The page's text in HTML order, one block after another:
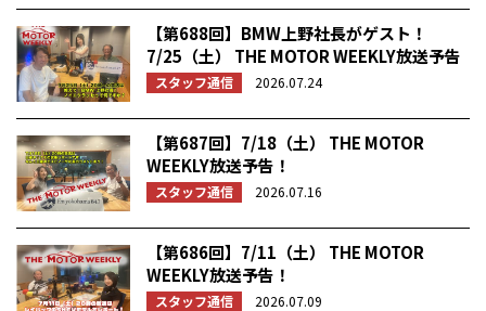
【第688回】BMW上野社長がゲスト！
7/25（土） THE MOTOR WEEKLY放送予告
スタッフ通信 2026.07.24
【第687回】7/18（土） THE MOTOR
WEEKLY放送予告！
スタッフ通信 2026.07.16
【第686回】7/11（土） THE MOTOR
WEEKLY放送予告！
スタッフ通信 2026.07.09